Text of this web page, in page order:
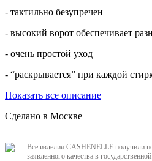
- тактильно безупречен
- высокий ворот обеспечивает
- очень простой уход
- “раскрывается” при каждой
Показать все описание
Сделано в Москве
Все изделия CASHENELLE получили
заявленного качества в